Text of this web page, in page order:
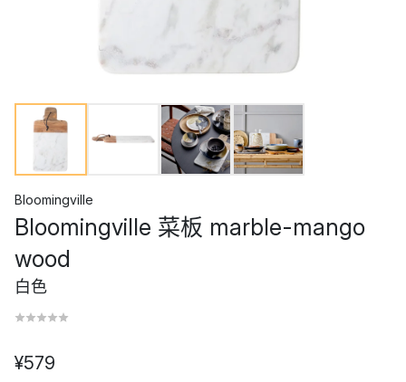
Bloomingville
Bloomingville 菜板 marble-mango
wood
白色
¥579